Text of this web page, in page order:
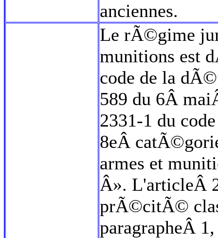
anciennes.
Le rÃ©gime
munitions est
code de la
589 du 6Â
2331-1 du
8eÂ
armes et
Â». L'articleÂ
prÃ©citÃ©
paragrapheÂ